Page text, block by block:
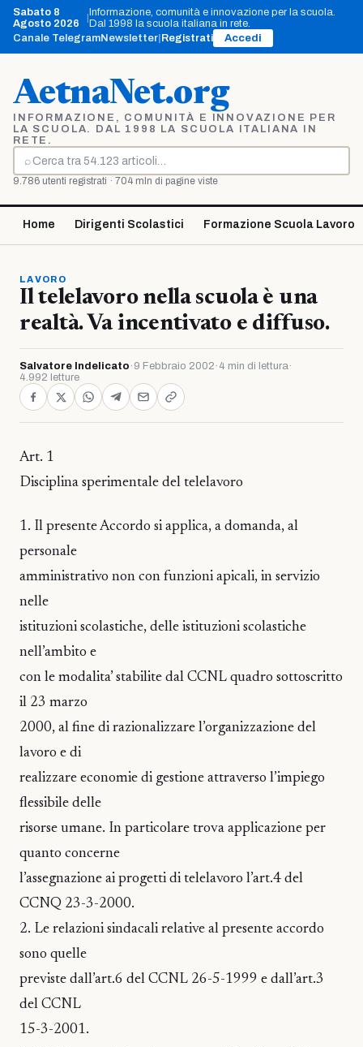
Vai
contenuto
Sabato 8
Agosto 2026
Informazione, comunità e innovazione per la scuola.
Dal 1998 la scuola italiana in rete.
Canale TelegramNewsletter Registrati Accedi
AetnaNet.org
INFORMAZIONE, COMUNITÀ E INNOVAZIONE PER
LA SCUOLA. DAL 1998 LA SCUOLA ITALIANA IN
RETE.
⌕
Cerca
9.786 utenti registrati · 704 mln di pagine viste
Home Dirigenti Scolastici Formazione Scuola Lavoro
LAVORO
Il telelavoro nella scuola è una
realtà. Va incentivato e diffuso.
Salvatore Indelicato · 9 Febbraio 2002 · 4 min di lettura·
4.992 letture
Art. 1
Disciplina sperimentale del telelavoro
1. Il presente Accordo si applica, a domanda, al
personale
amministrativo non con funzioni apicali, in servizio
nelle
istituzioni scolastiche, delle istituzioni scolastiche
nell’ambito e
con le modalita’ stabilite dal CCNL quadro sottoscritto
il 23 marzo
2000, al fine di razionalizzare l’organizzazione del
lavoro e di
realizzare economie di gestione attraverso l’impiego
flessibile delle
risorse umane. In particolare trova applicazione per
quanto concerne
l’assegnazione ai progetti di telelavoro l’art.4 del
CCNQ 23-3-2000.
2. Le relazioni sindacali relative al presente accordo
sono quelle
previste dall’art.6 del CCNL 26-5-1999 e dall’art.3
del CCNL
15-3-2001.